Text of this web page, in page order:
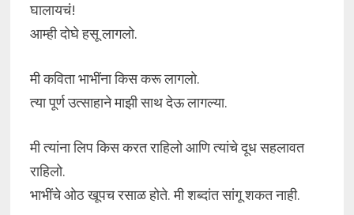
घालायचं!
आम्ही दोघे हसू लागलो.
मी कविता भाभींना किस करू लागलो.
त्या पूर्ण उत्साहाने माझी साथ देऊ लागल्या.
मी त्यांना लिप किस करत राहिलो आणि त्यांचे दूध सहलावत
राहिलो.
भाभींचे ओठ खूपच रसाळ होते. मी शब्दांत सांगू शकत नाही.